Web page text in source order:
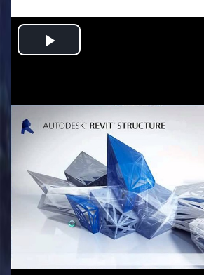
Play